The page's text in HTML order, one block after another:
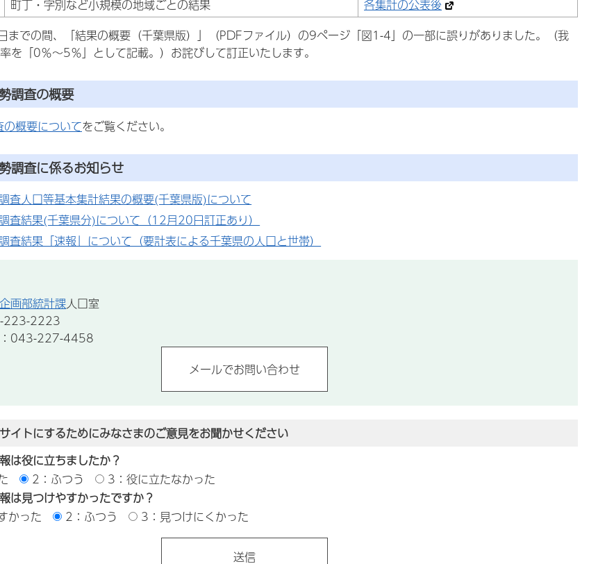
町丁・字別など小規模の地域ごとの結果
各集計の公表後
での間、「結果の概要（千葉県版）」（PDFファイル）の9ページ「図1-4」の一部に誤りがありました。（我
を「0％～5％」として記載。）お詫びして訂正いたします。
調査の概要
概要についてをご覧ください。
調査に係るお知らせ
査人口等基本集計結果の概要(千葉県版)について
査結果(千葉県分)について（12月20日訂正あり）
査結果「速報」について（要計表による千葉県の人口と世帯）
画部統計課人口室
223-2223
：043-227-4458
イトにするためにみなさまのご意見をお聞かせください
は役に立ちましたか？
2：ふつう
3：役に立たなかった
は見つけやすかったですか？
かった
2：ふつう 3：見つけにくかった